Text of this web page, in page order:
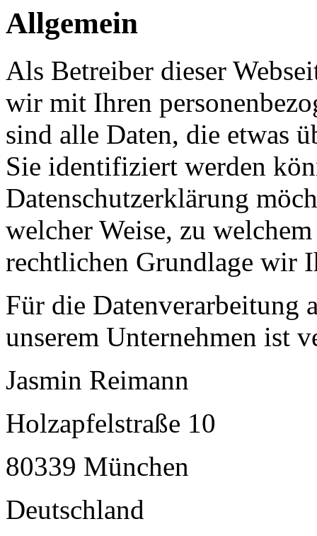
Allgemein
Als Betreiber dieser
wir mit Ihren
sind alle Daten, die etwas
Sie identifiziert werden
Datenschutzerklärung
welcher Weise, zu
rechtlichen Grundlage wir
Für die Datenverarbeitung
unserem Unternehmen ist
Jasmin Reimann
Holzapfelstraße 10
80339 München
Deutschland